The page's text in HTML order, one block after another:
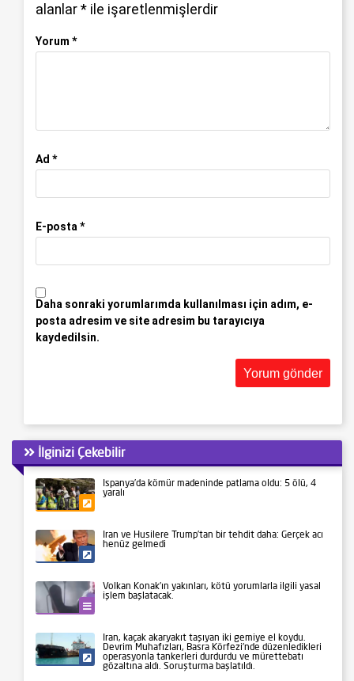
alanlar * ile işaretlenmişlerdir
Yorum *
Ad *
E-posta*
Daha sonraki yorumlarımda kullanılması için adım, e-
posta adresim ve site adresim bu tarayıcıya
kaydedilsin.
İlginizi Çekebilir
İspanya’da kömür madeninde patlama oldu: 5 ölü, 4
yaralı
İran ve Husilere Trump’tan bir tehdit daha: Gerçek acı
henüz gelmedi
Volkan Konak’ın yakınları, kötü yorumlarla ilgili yasal
işlem başlatacak.
Siyaset
İran, kaçak akaryakıt taşıyan iki gemiye el koydu.
Devrim Muhafızları, Basra Körfezi’nde düzenledikleri
operasyonla tankerleri durdurdu ve mürettebatı
gözaltına aldı. Soruşturma başlatıldı.